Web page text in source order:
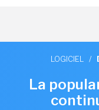
LOGICIEL /
La